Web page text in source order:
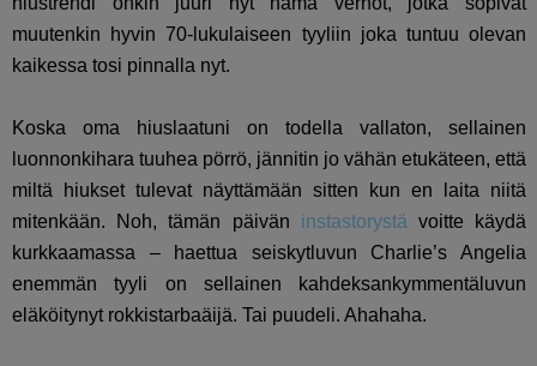
muutenkin hyvin 70-lukulaiseen tyyliin joka tuntuu olevan
kaikessa tosi pinnalla nyt.
Koska oma hiuslaatuni on todella vallaton, sellainen
luonnonkihara tuuhea pörrö, jännitin jo vähän etukäteen, että
miltä hiukset tulevat näyttämään sitten kun en laita niitä
mitenkään. Noh, tämän päivän instastorystä voitte käydä
kurkkaamassa – haettua seiskytluvun Charlie’s Angelia
enemmän tyyli on sellainen kahdeksankymmentäluvun
eläköitynyt rokkistarbaäijä. Tai puudeli. Ahahaha.